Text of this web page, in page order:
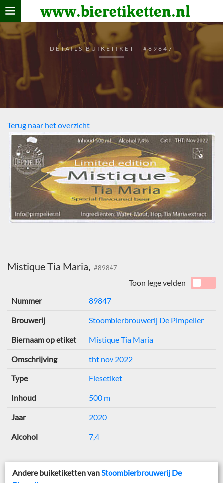
www.bieretiketten.nl
Home
verzamelen
De bierkaart
Bezoekers
DETAILS BUIKETIKET - #89847
Terug naar het overzicht
Mistique Tia Maria, #89847
Toon lege velden
Nummer
89847
Brouwerij Stoombierbrouwerij De Pimpelier
Biernaam op etiket Mistique Tia Maria
Omschrijving tht nov 2022
Type Flesetiket
Inhoud 500 ml
Jaar 2020
Alcohol 7,4
Andere buiketiketten vanStoombierbrouwerij De